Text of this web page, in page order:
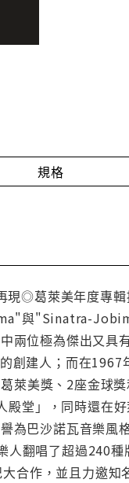
規格
◎葛萊美年度專
與"Sinatra-
位極為傑出又具
建人；而在
美獎、2座金球
堂」，同時還在
巴沙諾瓦音樂風
翻唱了超過240
合作，並且力邀